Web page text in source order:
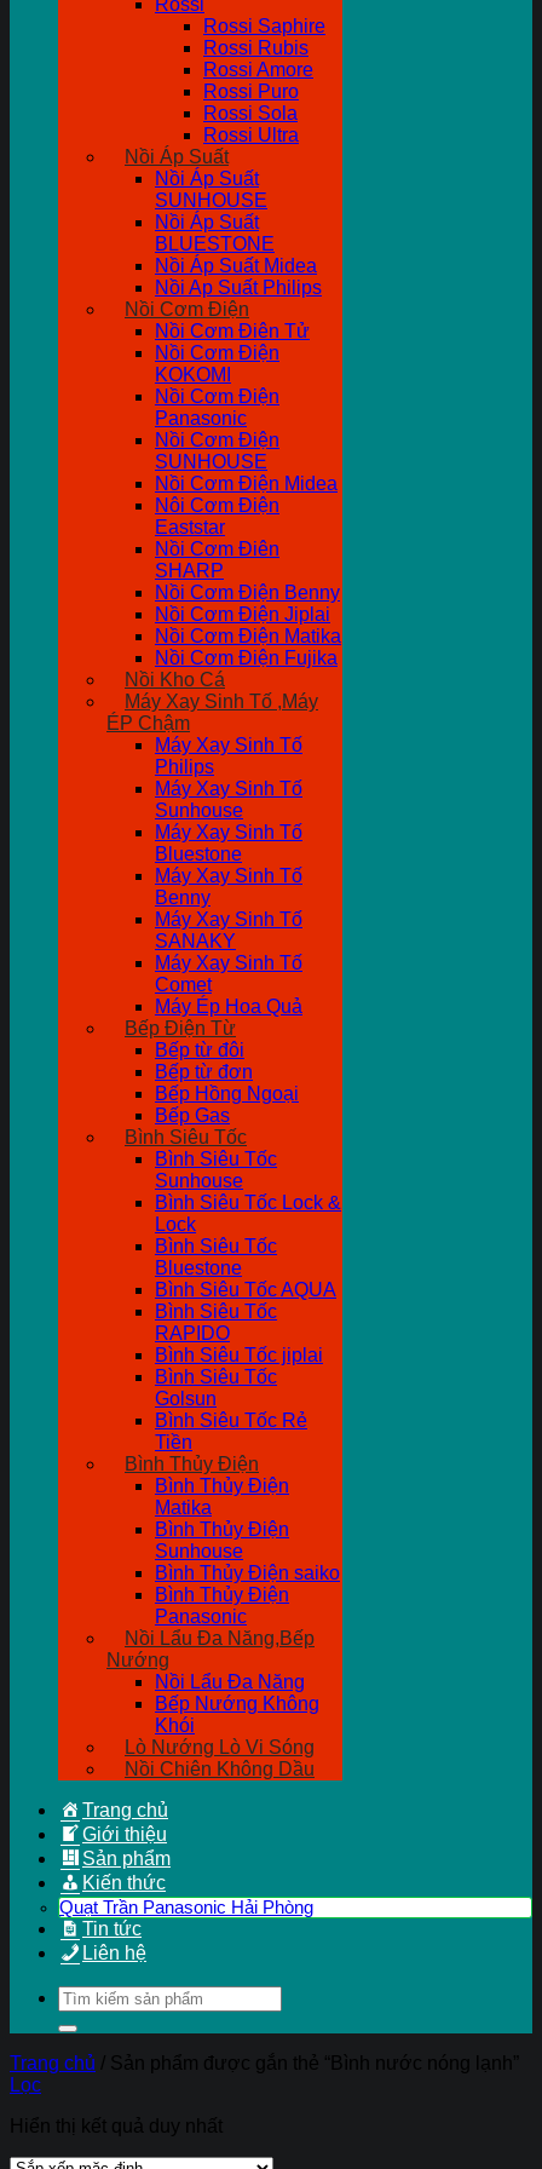
Rossi
Rossi Saphire
Rossi Rubis
Rossi Amore
Rossi Puro
Rossi Sola
Rossi Ultra
Nồi Áp Suất
Nồi Áp Suất
SUNHOUSE
Nồi Áp Suất
BLUESTONE
Nồi Áp Suất Midea
Nồi Ap Suất Philips
Nồi Cơm Điện
Nồi Cơm Điên Tử
Nồi Cơm Điện
KOKOMI
Nồi Cơm Điện
Panasonic
Nồi Cơm Điện
SUNHOUSE
Nồi Cơm Điện Midea
Nôi Cơm Điện
Eaststar
Nồi Cơm Điên
SHARP
Nồi Cơm Điện Benny
Nồi Cơm Điện Jiplai
Nồi Cơm Điện Matika
Nồi Cơm Điện Fujika
Nồi Kho Cá
Máy Xay Sinh Tố ,Máy
ÉP Chậm
Máy Xay Sinh Tố
Philips
Máy Xay Sinh Tố
Sunhouse
Máy Xay Sinh Tố
Bluestone
Máy Xay Sinh Tố
Benny
Máy Xay Sinh Tố
SANAKY
Máy Xay Sinh Tố
Comet
Máy Ép Hoa Quả
Bếp Điện Từ
Bếp từ đôi
Bếp từ đơn
Bếp Hồng Ngoại
Bếp Gas
Bình Siêu Tốc
Bình Siêu Tốc
Sunhouse
Bình Siêu Tốc Lock &
Lock
Bình Siêu Tốc
Bluestone
Bình Siêu Tốc AQUA
Bình Siêu Tốc
RAPIDO
Bình Siêu Tốc jiplai
Bình Siêu Tốc
Golsun
Bình Siêu Tốc Rẻ
Tiền
Bình Thủy Điện
Bình Thủy Điện
Matika
Bình Thủy Điện
Sunhouse
Bình Thủy Điện saiko
Bình Thủy Điện
Panasonic
Nồi Lẩu Đa Năng,Bếp
Nướng
Nồi Lẩu Đa Năng
Bếp Nướng Không
Khói
Lò Nướng Lò Vi Sóng
Nồi Chiên Không Dầu
Trang chủ
Giới thiệu
Sản phẩm
Kiến thức
Quạt Trần Panasonic Hải Phòng
Tin tức
Liên hệ
Tìm
kiếm:
Trang chủ / Sản phẩm được gắn thẻ “Bình nước nóng lạnh”
Lọc
Hiển thị kết quả duy nhất